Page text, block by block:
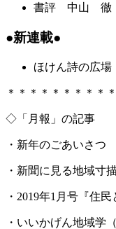
書評 中山 徹
●新連載●
ほけん詩の広
＊＊＊＊＊＊＊＊＊
◇「月報」の記事
・新年のごあいさつ
・新聞に見る地域寸描
・2019年1月号『住
・いいかげん地域学